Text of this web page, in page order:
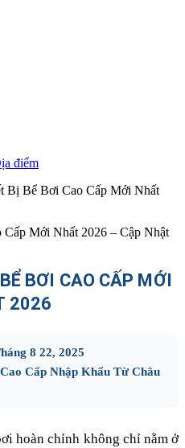
điểm
Bị Bể Bơi Cao Cấp Mới Nhất
BƠI CAO CẤP MỚI
2026
8 22, 2025
Cấp Nhập Khẩu Từ Châu
hoàn chỉnh không chỉ nằm ở